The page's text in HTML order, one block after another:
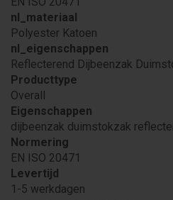
nl_materiaal
Polyester Katoen
nl_eigenschappen
Reflecterend Dijbeenzak
Producttype
Overall
Eigenschappen
dijbeenzak duimstokzak
Normering
EN ISO 20471
Levertijd
1-5 werkdagen